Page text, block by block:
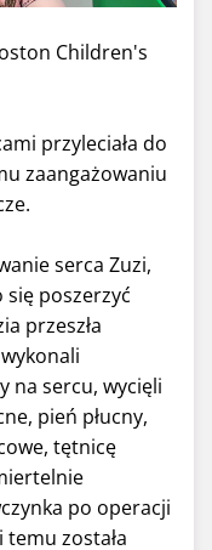
Children's
przyleciała do
zaangażowaniu
serca Zuzi,
się poszerzyć
przeszła
na sercu, wycięli
pień płucny,
tętnicę
po operacji
temu została